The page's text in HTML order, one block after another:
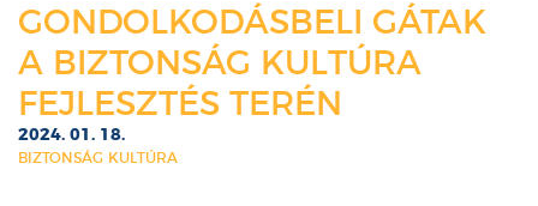
GONDOLKODÁSBELI GÁTAK
A BIZTONSÁG KULTÚRA
FEJLESZTÉS TERÉN
2024. 01. 18.
BIZTONSÁG KULTÚRA